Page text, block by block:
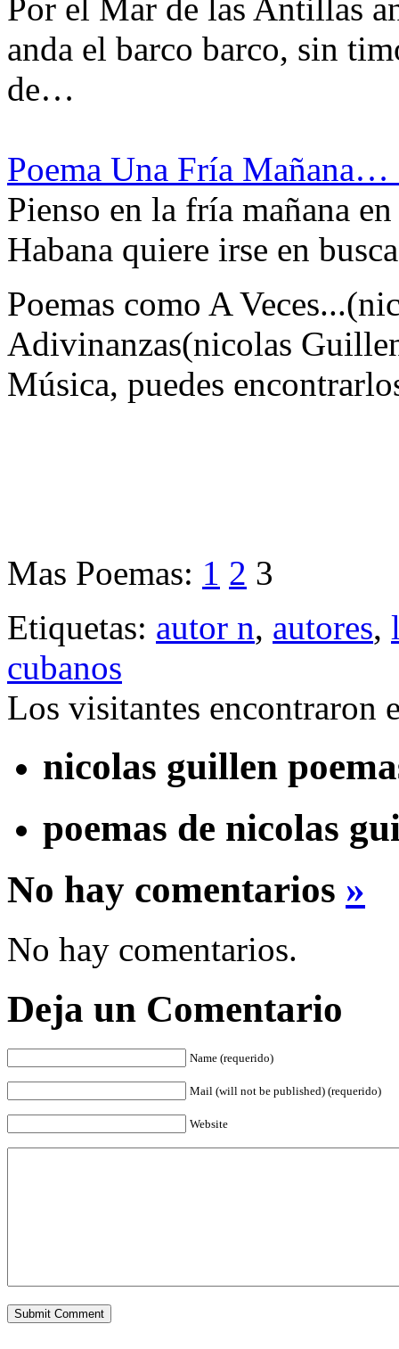
Por el Mar de las Antillas
anda el barco barco, sin
de…
Poema Una Fría
Pienso en la fría mañana
Habana quiere irse en
Poemas como A
Adivinanzas(nicolas
Música, puedes
Mas Poemas: 1 2 3
Etiquetas: autor n, autores,
cubanos
Los visitantes encontraron
nicolas guillen
poemas de nicolas
No hay comentarios »
No hay comentarios.
Deja un Comentario
Name (requerido)
Mail (will not be published) (requerido)
Website